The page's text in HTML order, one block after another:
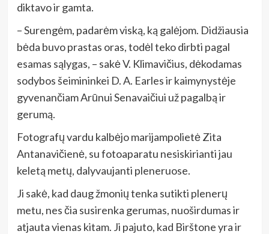
diktavo ir gamta.
– Surengėm, padarėm viską, ką galėjom. Didžiausia
bėda buvo prastas oras, todėl teko dirbti pagal
esamas sąlygas, – sakė V. Klimavičius, dėkodamas
sodybos šeimininkei D. A. Earles ir kaimynystėje
gyvenančiam Arūnui Senavaičiui už pagalbą ir
gerumą.
Fotografų vardu kalbėjo marijampolietė Zita
Antanavičienė, su fotoaparatu nesiskirianti jau
keletą metų, dalyvaujanti pleneruose.
Ji sakė, kad daug žmonių tenka sutikti plenerų
metu, nes čia susirenka gerumas, nuoširdumas ir
atjauta vienas kitam. Ji pajuto, kad Birštone yra ir